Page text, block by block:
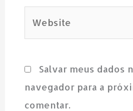
Salvar meus dados
navegador para a
comentar.